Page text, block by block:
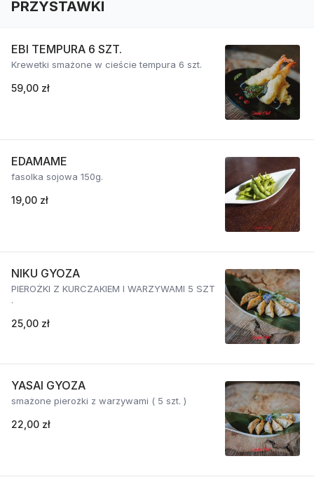
PRZYSTAWKI
EBI TEMPURA 6 SZT.
Krewetki smażone w cieście tempura 6 szt.
59,00 zł
EDAMAME
fasolka sojowa 150g.
19,00 zł
NIKU GYOZA
PIEROŻKI Z KURCZAKIEM I WARZYWAMI 5 SZT
.
25,00 zł
YASAI GYOZA
smażone pierożki z warzywami ( 5 szt. )
22,00 zł